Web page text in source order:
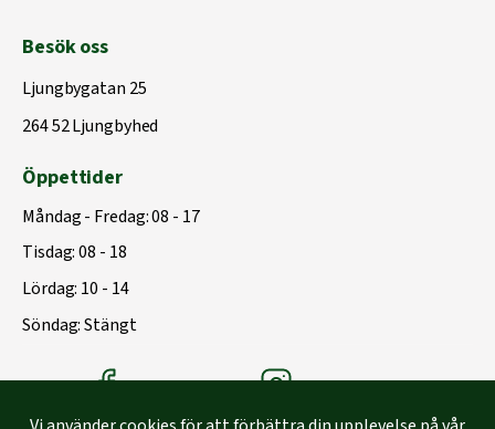
Besök oss
Ljungbygatan 25
264 52 Ljungbyhed
Öppettider
Måndag - Fredag: 08 - 17
Tisdag: 08 - 18
Lördag: 10 - 14
Söndag: Stängt
Träbolagets FacebookTräbolagets instagram